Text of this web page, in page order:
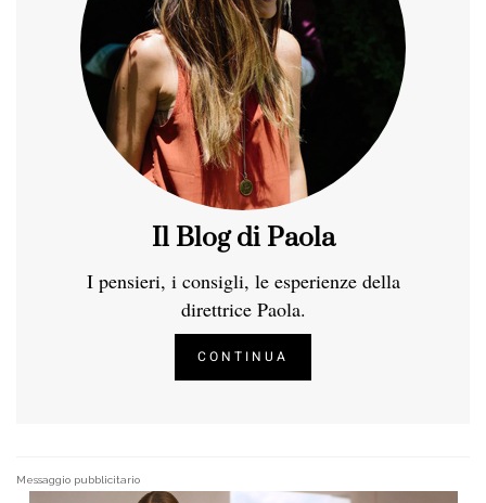
Il Blog di Paola
I pensieri, i consigli, le esperienze della
direttrice Paola.
CONTINUA
Messaggio pubblicitario